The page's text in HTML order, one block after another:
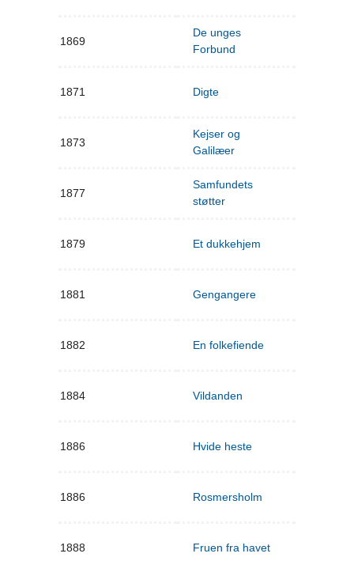
1869
De unges
Forbund
1871 Digte
1873
Kejser og
Galilæer
1877
Samfundets
støtter
1879 Et dukkehjem
1881 Gengangere
1882 En folkefiende
1884 Vildanden
1886 Hvide heste
1886 Rosmersholm
1888 Fruen fra havet